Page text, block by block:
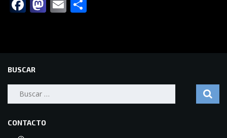
BUSCAR
Buscar:
CONTACTO